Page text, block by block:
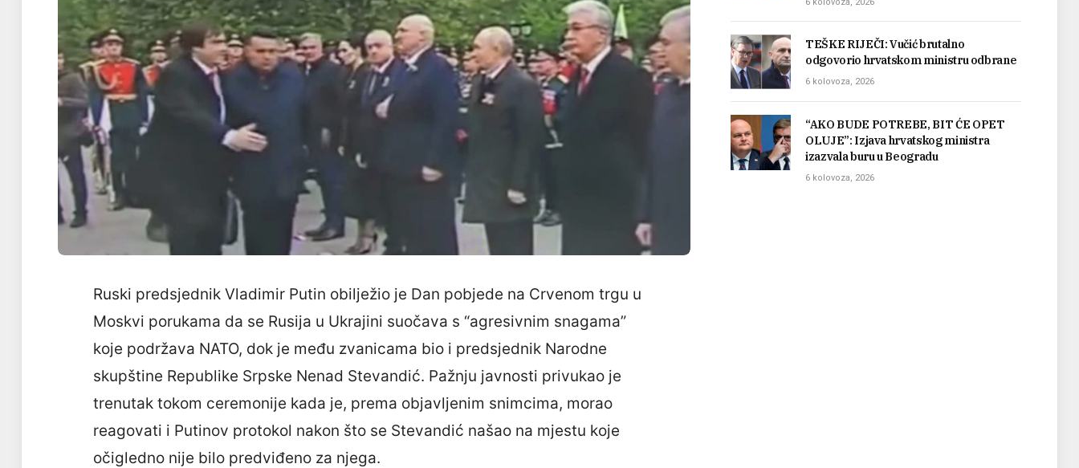
Ruski predsjednik Vladimir Putin obilježio je Dan pobjede na Crvenom trgu u
Moskvi porukama da se Rusija u Ukrajini suočava s “agresivnim snagama”
koje podržava NATO, dok je među zvanicama bio i predsjednik Narodne
skupštine Republike Srpske Nenad Stevandić. Pažnju javnosti privukao je
trenutak tokom ceremonije kada je, prema objavljenim snimcima, morao
reagovati i Putinov protokol nakon što se Stevandić našao na mjestu koje
očigledno nije bilo predviđeno za njega.
6 kolovoza, 2026
TEŠKE RIJEČI: Vučić brutalno
odgovorio hrvatskom ministru odbrane
6 kolovoza, 2026
“AKO BUDE POTREBE, BIT ĆE OPET
OLUJE”: Izjava hrvatskog ministra
izazvala buru u Beogradu
6 kolovoza, 2026